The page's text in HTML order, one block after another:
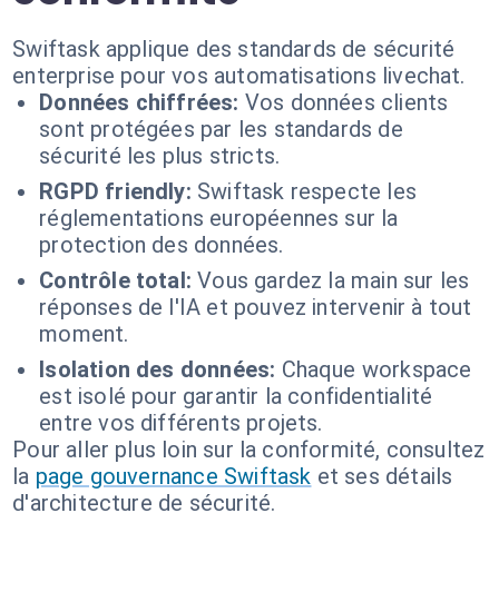
Swiftask applique des standards de sécurité
enterprise pour vos automatisations livechat.
Données chiffrées: Vos données clients
sont protégées par les standards de
sécurité les plus stricts.
RGPD friendly: Swiftask respecte les
réglementations européennes sur la
protection des données.
Contrôle total: Vous gardez la main sur les
réponses de l'IA et pouvez intervenir à tout
moment.
Isolation des données: Chaque workspace
est isolé pour garantir la confidentialité
entre vos différents projets.
Pour aller plus loin sur la conformité, consultez
la page gouvernance Swiftask et ses détails
d'architecture de sécurité.